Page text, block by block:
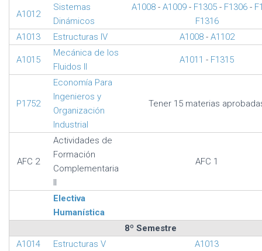
A1012
Sistemas
Dinámicos
A1008- A1009- F1305- F1306-
F1316
A1013
Estructuras IV A1008- A1102
A1015
Mecánica de los
Fluidos II
A1011 - F1315
P1752
Economía Para
Ingenieros y
Organización
Industrial
Tener 15 materias
AFC 2
Actividades de
Formación
Complementaria
AFC 1
Electiva
Humanística
8º Semestre
A1014
Estructuras V A1013